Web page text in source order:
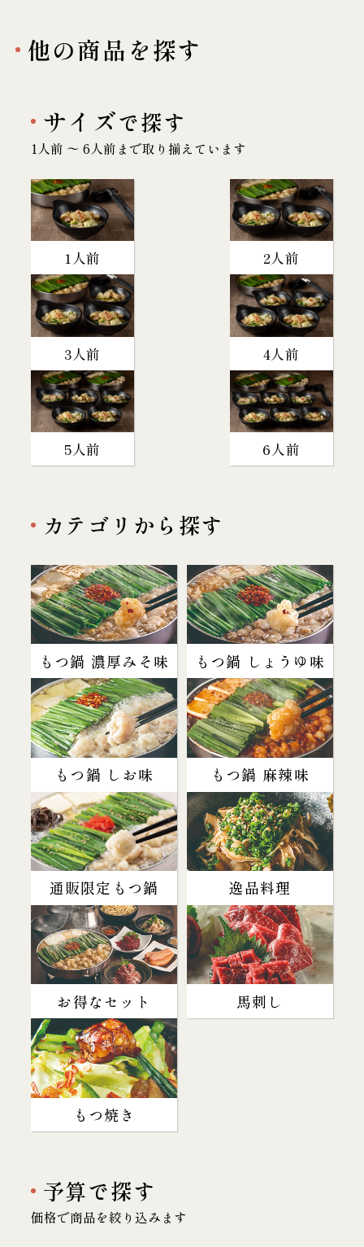
他の商品を探す
サイズで探す
1人前 〜 6人前まで取り揃えています
1人前 2人前
3人前 4人前
5人前 6人前
カテゴリから探す
もつ鍋 濃厚みそ味 もつ鍋 しょうゆ味
もつ鍋 しお味 もつ鍋 麻辣味
通販限定もつ鍋 逸品料理
お得なセット 馬刺し
もつ焼き
予算で探す
価格で商品を絞り込みます